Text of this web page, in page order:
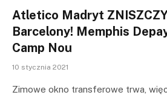
Atletico Madryt
Barcelony! Memphis
Camp Nou
10 stycznia 2021
Zimowe okno transferowe trwa,